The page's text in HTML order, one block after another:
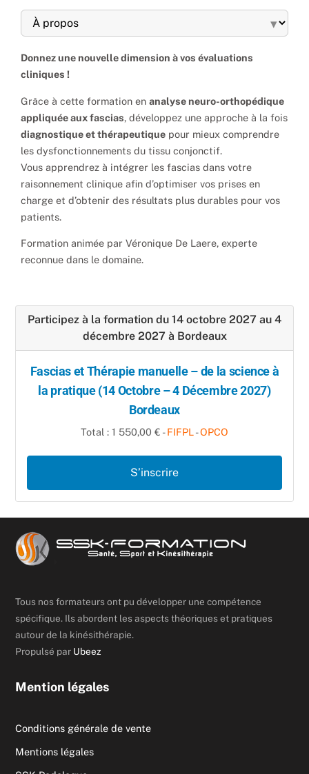
▾
Donnez une nouvelle dimension à vos évaluations
cliniques !
Grâce à cette formation enanalyse neuro-orthopédique
appliquée aux fascias, développez une approche à la fois
diagnostique et thérapeutique pour mieux comprendre
les dysfonctionnements du tissu conjonctif.
Vous apprendrez à intégrer les fascias dans votre
raisonnement clinique afin d’optimiser vos prises en
charge et d’obtenir des résultats plus durables pour vos
patients.
Formation animée par Véronique De Laere, experte
reconnue dans le domaine.
Participez à la formation du 14 octobre 2027 au 4
décembre 2027 à Bordeaux
Fascias et Thérapie manuelle – de la science à
la pratique (14 Octobre – 4 Décembre 2027)
Bordeaux
Total : 1 550,00 € -FIFPL-OPCO
S’inscrire
Tous nos formateurs ont pu développer une compétence
spécifique. Ils abordent les aspects théoriques et pratiques
autour de la kinésithérapie.
Propulsé par Ubeez
Mention légales
Conditions générale de vente
Mentions légales